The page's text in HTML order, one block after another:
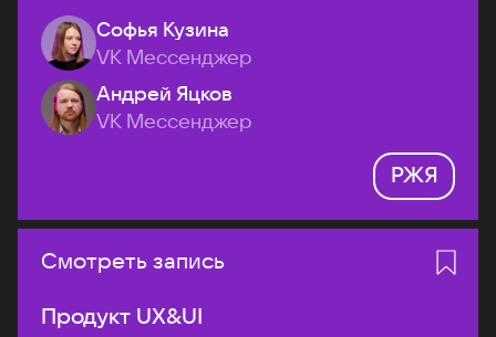
Софья Кузина
VK Мессенджер
Андрей Яцков
VK Мессенджер
РЖЯ
Смотреть запись
Продукт UX&UI